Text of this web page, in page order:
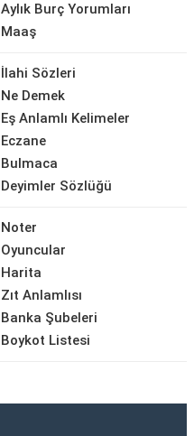
Aylık Burç Yorumları
Maaş
İlahi Sözleri
Ne Demek
Eş Anlamlı Kelimeler
Eczane
Bulmaca
Deyimler Sözlüğü
Noter
Oyuncular
Harita
Zıt Anlamlısı
Banka Şubeleri
Boykot Listesi